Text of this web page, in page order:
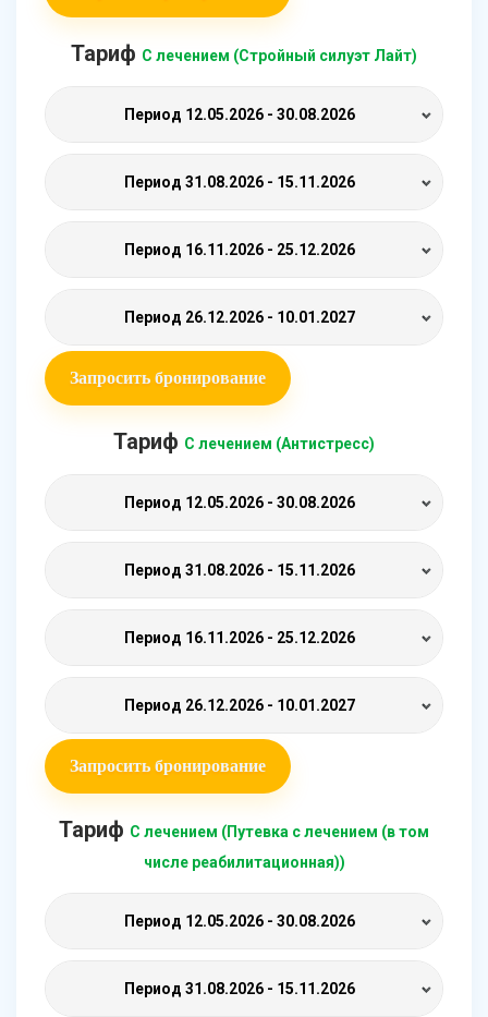
Тариф С лечением (Стройный силуэт Лайт)
Период 12.05.2026 - 30.08.2026
Период 31.08.2026 - 15.11.2026
Период 16.11.2026 - 25.12.2026
Период 26.12.2026 - 10.01.2027
Запросить бронирование
Тариф С лечением (Антистресс)
Период 12.05.2026 - 30.08.2026
Период 31.08.2026 - 15.11.2026
Период 16.11.2026 - 25.12.2026
Период 26.12.2026 - 10.01.2027
Запросить бронирование
Тариф С лечением (Путевка с лечением (в том
числе реабилитационная))
Период 12.05.2026 - 30.08.2026
Период 31.08.2026 - 15.11.2026